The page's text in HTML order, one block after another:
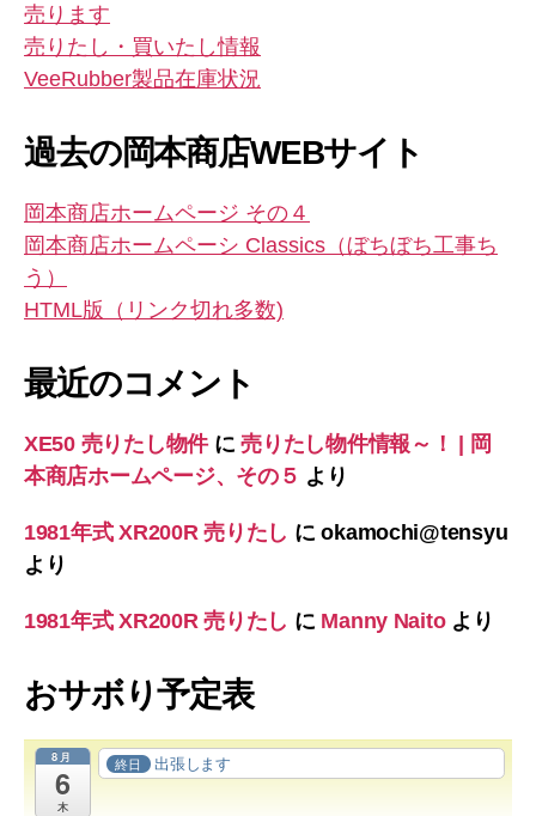
売ります
売りたし・買いたし情報
VeeRubber製品在庫状況
過去の岡本商店WEBサイト
岡本商店ホームページ その４
岡本商店ホームペーシ Classics（ぼちぼち工事ち
う）
HTML版（リンク切れ多数)
最近のコメント
XE50 売りたし物件に売りたし物件情報～！ | 岡
本商店ホームページ、その５ より
1981年式 XR200R 売りたし にokamochi@tensyu
より
1981年式 XR200R 売りたし に Manny Naitoより
おサボり予定表
8月
6
木
終日 出張します